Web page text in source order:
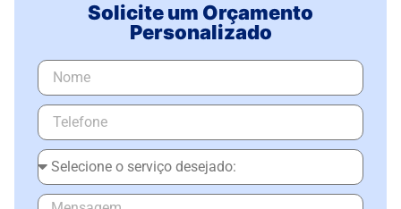
Solicite um Orçamento
Personalizado